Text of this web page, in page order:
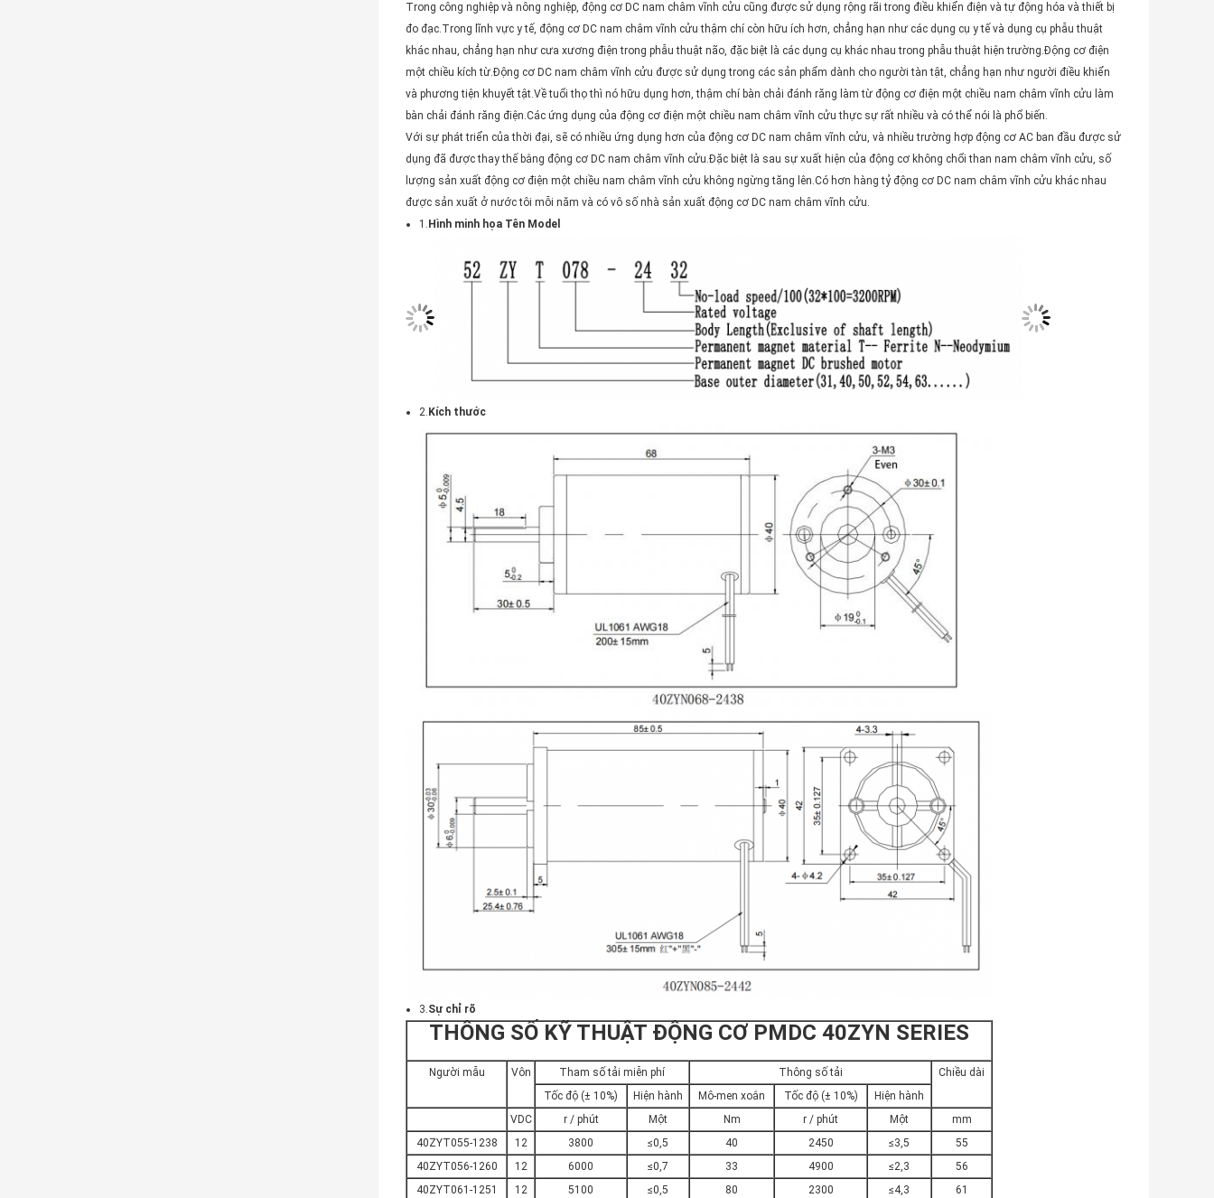
Trong công nghiệp và nông nghiệp, động cơ DC nam châm vĩnh cửu cũng được sử dụng rộng rãi trong điều khiển điện và tự động hóa và thiết bị
đo đạc.Trong lĩnh vực y tế, động cơ DC nam châm vĩnh cửu thậm chí còn hữu ích hơn, chẳng hạn như các dụng cụ y tế và dụng cụ phẫu thuật
khác nhau, chẳng hạn như cưa xương điện trong phẫu thuật não, đặc biệt là các dụng cụ khác nhau trong phẫu thuật hiện trường.Động cơ điện
một chiều kích từ.Động cơ DC nam châm vĩnh cửu được sử dụng trong các sản phẩm dành cho người tàn tật, chẳng hạn như người điều khiển
và phương tiện khuyết tật.Về tuổi thọ thì nó hữu dụng hơn, thậm chí bàn chải đánh răng làm từ động cơ điện một chiều nam châm vĩnh cửu làm
bàn chải đánh răng điện.Các ứng dụng của động cơ điện một chiều nam châm vĩnh cửu thực sự rất nhiều và có thể nói là phổ biến.
Với sự phát triển của thời đại, sẽ có nhiều ứng dụng hơn của động cơ DC nam châm vĩnh cửu, và nhiều trường hợp động cơ AC ban đầu được sử
dụng đã được thay thế bằng động cơ DC nam châm vĩnh cửu.Đặc biệt là sau sự xuất hiện của động cơ không chổi than nam châm vĩnh cửu, số
lượng sản xuất động cơ điện một chiều nam châm vĩnh cửu không ngừng tăng lên.Có hơn hàng tỷ động cơ DC nam châm vĩnh cửu khác nhau
được sản xuất ở nước tôi mỗi năm và có vô số nhà sản xuất động cơ DC nam châm vĩnh cửu.
1. Hình minh họa Tên Model
2. Kích thước
3.Sự chỉ rõ
THÔNG SỐ KỸ THUẬT ĐỘNG CƠ PMDC 40ZYN SERIES
Người mẫu Vôn Tham số tải miễn phí Thông số tải
Chiều dài
Tốc độ (± 10%)
Hiện hành Mô-men xoắn Tốc độ (± 10%)
Hiện hành
VDC
r / phút Một Nm r / phút Một
mm
40ZYT055-1238
12 3800 ≤0,5 40 2450 ≤3,5
55
40ZYT056-1260
12 6000 ≤0,7 33 4900 ≤2,3
56
40ZYT061-1251
12 5100 ≤0,5 80 2300 ≤4,3
61